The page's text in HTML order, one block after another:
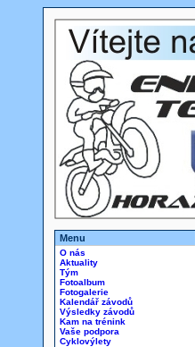
Menu
O nás
Aktuality
Tým
Fotoalbum
Fotogalerie
Kalendář závodů
Výsledky závodů
Kam na trénink
Vaše podpora
Cyklovýlety